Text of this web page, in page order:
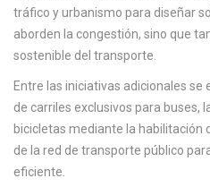
tráfico y urbanismo para diseñar
aborden la congestión, sino que
sostenible del transporte.
Entre las iniciativas adicionales
de carriles exclusivos para buses,
bicicletas mediante la habilitación
de la red de transporte público
eficiente.